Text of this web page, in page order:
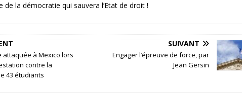
la démocratie qui sauvera l’Etat de droit !
attaquée à Mexico lors
contre la
43 étudiants
SUIVANT
Engager l’épreuve de force, par
Jean Gersin